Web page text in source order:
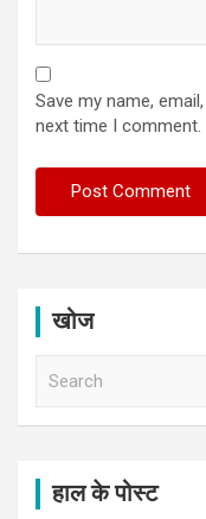
Save my name,
next time I comment.
खोज
हाल के पोस्ट